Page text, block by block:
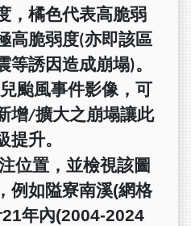
，橘色代表高脆弱
高脆弱度(亦即該區
等誘因造成崩塌)。
颱風事件影像，可
增/擴大之崩塌讓此
提升。
位置，並檢視該圖
例如隘寮南溪(網格
年內(2004-2024